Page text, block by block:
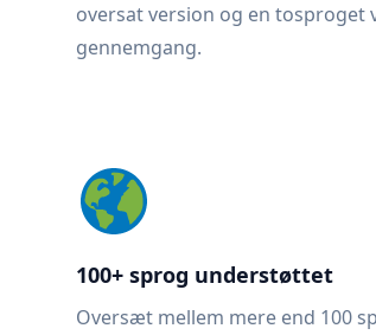
oversat version og en tosproget
gennemgang.
100+ sprog understøttet
Oversæt mellem mere end 100